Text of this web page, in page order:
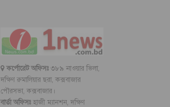
কর্পোরেট অফিসঃ ৩৮৯ নাওয়ার ভিলা,
দক্ষিণ রুমালিয়ার ছরা, কক্সবাজার
পৌরসভা, কক্সবাজার।
বার্তা অফিসঃহাজী ম্যানশন, দক্ষিণ